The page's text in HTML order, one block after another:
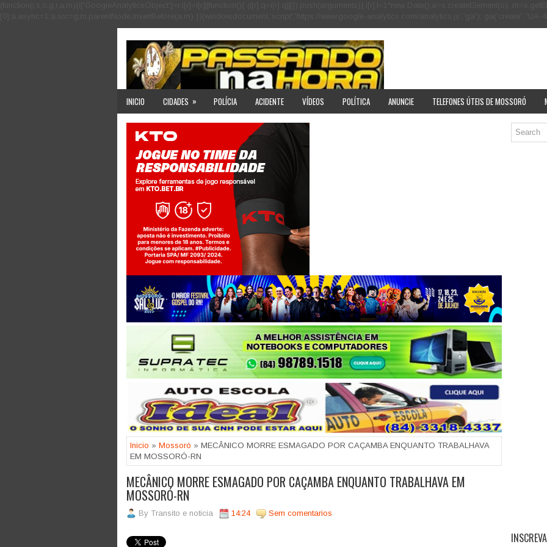
INICIO CIDADES » POLÍCIA ACIDENTE VÍDEOS POLÍTICA ANUNCIE TELEFONES ÚTEIS DE MOSSORÓ
Jogue com responsabilidade. 18+
Inicio » Mossoró » MECÂNICO MORRE ESMAGADO POR CAÇAMBA ENQUANTO TRABALHAVA
EM MOSSORÓ-RN
MECÂNICO MORRE ESMAGADO POR CAÇAMBA ENQUANTO TRABALHAVA EM
MOSSORÓ-RN
By Transito e noticia 14:24 Sem comentarios